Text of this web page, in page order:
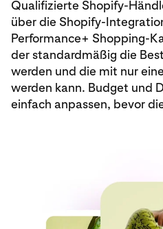
Qualifizierte Shopify-
über die Shopify-
Performance+ Shopping-
der standardmäßig die
werden und die mit nur
werden kann. Budget und
einfach anpassen, bevor